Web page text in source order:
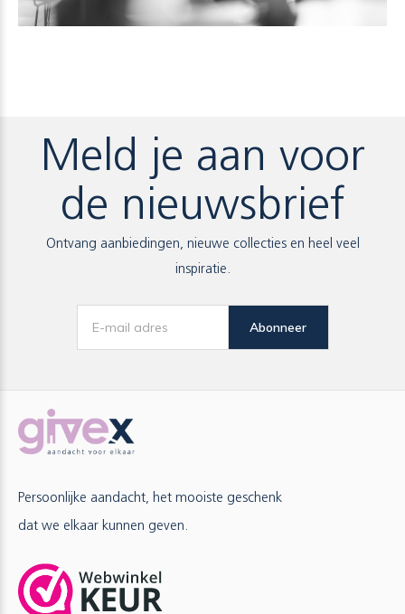
Meld je aan voor
de nieuwsbrief
Ontvang aanbiedingen, nieuwe collecties en heel veel
inspiratie.
Abonneer
Persoonlijke aandacht, het mooiste geschenk
dat we elkaar kunnen geven.